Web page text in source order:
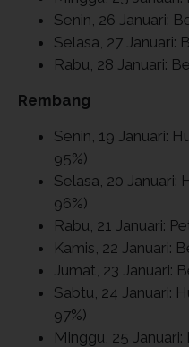
Senin, 26 Januari:
Selasa, 27 Januari:
Rabu, 28 Januari:
Rembang
Senin, 19 Januari:
95%)
Selasa, 20 Januari:
96%)
Rabu, 21 Januari:
Kamis, 22 Januari:
Jumat, 23 Januari:
Sabtu, 24 Januari:
97%)
Minggu, 25 Januari: